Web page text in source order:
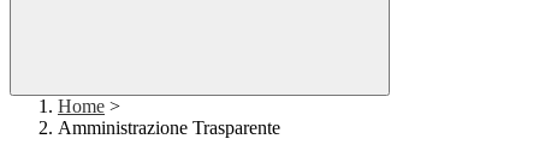
Home >
Amministrazione Trasparente